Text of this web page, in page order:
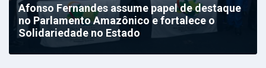
Afonso Fernandes assume papel de destaque
no Parlamento Amazônico e fortalece o
Solidariedade no Estado